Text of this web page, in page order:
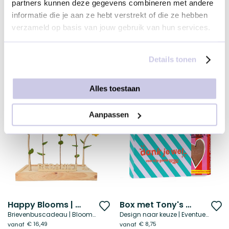
partners kunnen deze gegevens combineren met andere
informatie die je aan ze hebt verstrekt of die ze hebben
verzameld op basis van jouw gebruik van hun services.
Details tonen
Alles toestaan
Aanpassen
Tony’s met boodschap
€ 9,45
Voeg
verlanglijst
Fruitbox met lekkers
€ 19,95
Duurzame keuze
Happy Blooms | Bedankt
Brievenbuscadeau | Blooms out of the box
vanaf € 16,49
Voeg
toe
Duurzame keuze
Vanaf 100 stuks
Box met Tony's Chocolonely reep
Design naar keuze | Eventueel met logo
vanaf € 8,75